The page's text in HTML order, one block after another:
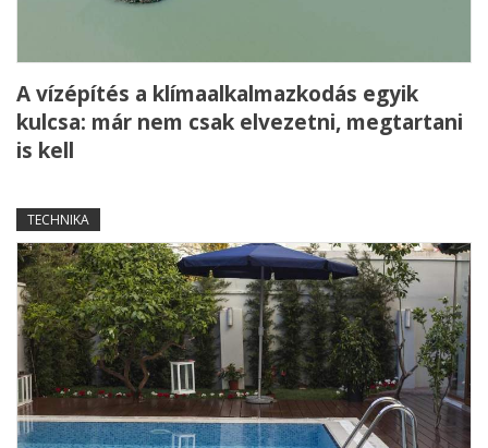
A vízépítés a klímaalkalmazkodás egyik
kulcsa: már nem csak elvezetni, megtartani
is kell
TECHNIKA